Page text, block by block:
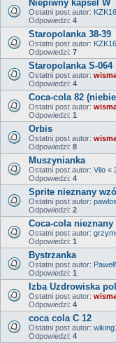
Niepiwny kapsel W
Ostatni post autor: KZK16
Odpowiedzi: 4
Staropolanka 38-39
Ostatni post autor: KZK16
Odpowiedzi: 7
Staropolanka S-064
Ostatni post autor:
Odpowiedzi: 4
Coca-cola 82
Ostatni post autor:
Odpowiedzi: 1
Orbis
Ostatni post autor:
Odpowiedzi: 8
Muszynianka
Ostatni post autor: Vilo «
Odpowiedzi: 4
Sprite nieznany
Ostatni post autor:
Odpowiedzi: 2
Coca-cola
Ostatni post autor:
Odpowiedzi: 1
Bystrzanka
Ostatni post autor:
Odpowiedzi: 1
Izba Uzdrowiska
Ostatni post autor:
Odpowiedzi: 4
coca cola C 12
Ostatni post autor:
Odpowiedzi: 4